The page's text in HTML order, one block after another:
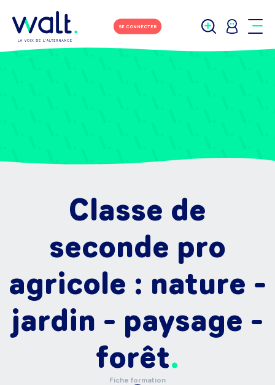
SE CONNECTER
Classe de
seconde pro
agricole : nature -
jardin - paysage -
forêt
Fiche formation